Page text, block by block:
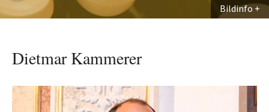
Bildinfo
Dietmar Kammerer